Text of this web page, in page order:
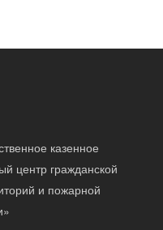
казенное
центр гражданской
и пожарной